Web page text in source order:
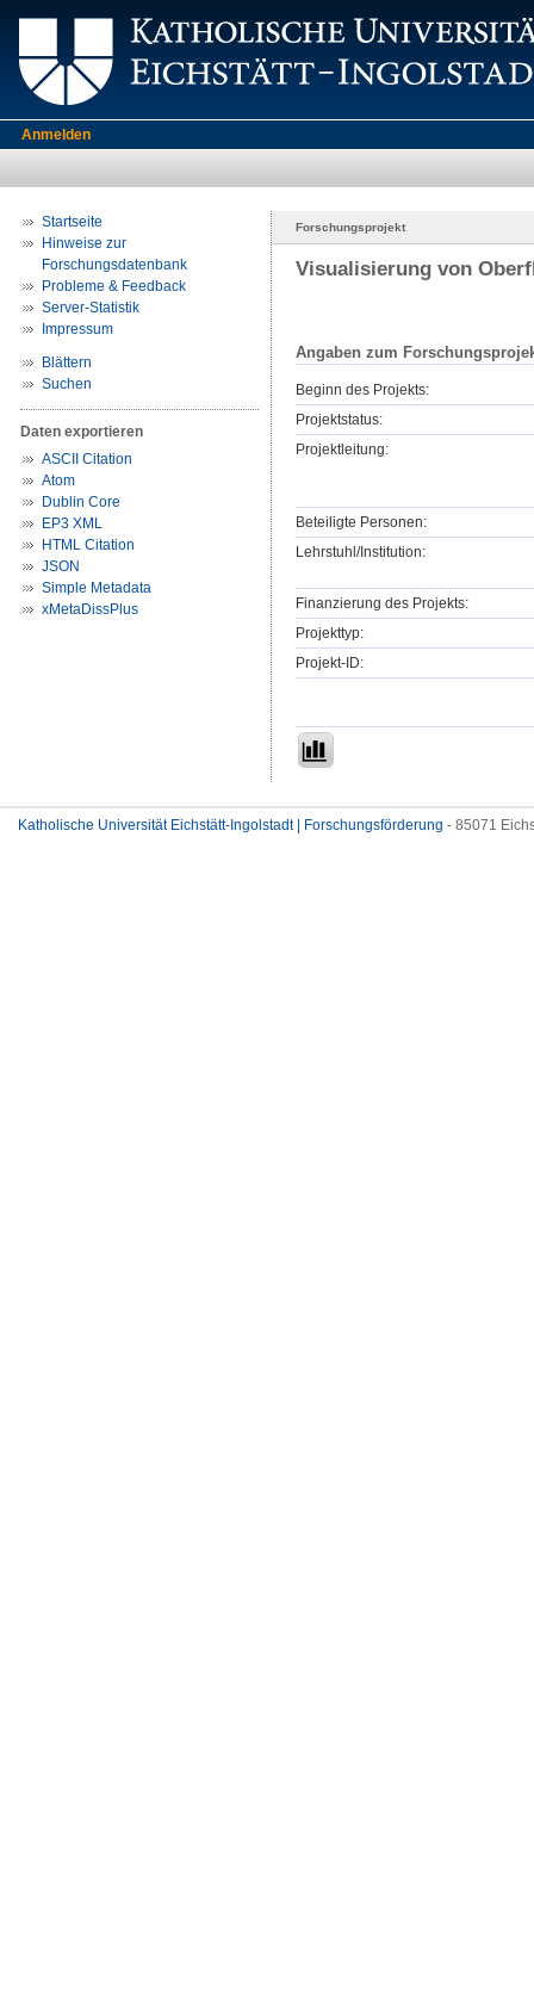
Anmelden
Startseite
Hinweise zur
Forschungsdatenbank
Probleme & Feedback
Server-Statistik
Impressum
Blättern
Suchen
Daten exportieren
ASCII Citation
Atom
Dublin Core
EP3 XML
HTML Citation
JSON
Simple Metadata
xMetaDissPlus
Forschungsprojekt
Visualisierung von
Angaben zum
Beginn des Projekts:
Projektstatus:
Projektleitung:
Beteiligte Personen:
Lehrstuhl/Institution:
Finanzierung des Projekts:
Projekttyp:
Projekt-ID:
Katholische Universität Eichstätt-Ingolstadt | Forschungsförderung - 85071